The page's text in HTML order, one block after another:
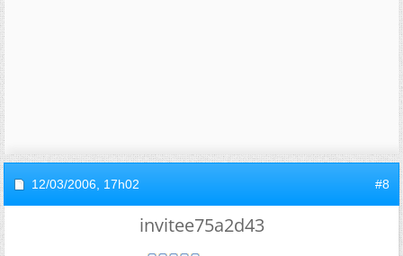
12/03/2006, 17h02 #8
invitee75a2d43